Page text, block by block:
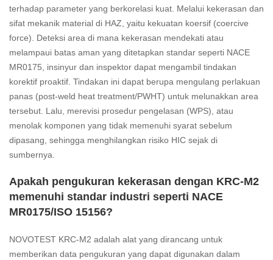
terhadap parameter yang berkorelasi kuat. Melalui kekerasan dan
sifat mekanik material di HAZ, yaitu kekuatan koersif (coercive
force). Deteksi area di mana kekerasan mendekati atau
melampaui batas aman yang ditetapkan standar seperti NACE
MR0175, insinyur dan inspektor dapat mengambil tindakan
korektif proaktif. Tindakan ini dapat berupa mengulang perlakuan
panas (post-weld heat treatment/PWHT) untuk melunakkan area
tersebut. Lalu, merevisi prosedur pengelasan (WPS), atau
menolak komponen yang tidak memenuhi syarat sebelum
dipasang, sehingga menghilangkan risiko HIC sejak di
sumbernya.
Apakah pengukuran kekerasan dengan KRC-M2
memenuhi standar industri seperti NACE
MR0175/ISO 15156?
NOVOTEST KRC-M2 adalah alat yang dirancang untuk
memberikan data pengukuran yang dapat digunakan dalam